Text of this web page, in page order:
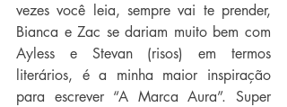
vezes você leia, sempre vai te prender,
Bianca e Zac se dariam muito bem com
Ayless e Stevan (risos) em termos
literários, é a minha maior inspiração
para escrever “A Marca Aura”. Super